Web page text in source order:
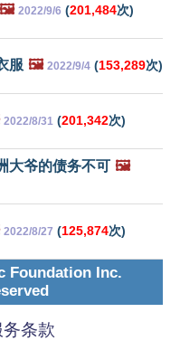
🖼️ 2022/9/6 (201,484次)
服 🖼️ 2022/9/4 (153,289次)
2022/8/31 (201,342次)
大爷的债务不可 🖼️
2022/8/27 (125,874次)
Foundation Inc.
务条款